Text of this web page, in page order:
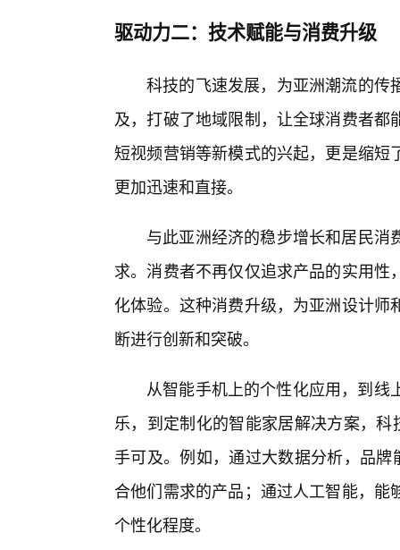
驱动力二：技术赋能与消费升级
科技的飞速发展，为亚洲潮流的传
及，打破了地域限制，让全球消费者
短视频营销等新模式的兴起，更是缩
更加迅速和直接。
与此亚洲经济的稳步增长和居民
求。消费者不再仅仅追求产品的实用
化体验。这种消费升级，为亚洲设计
断进行创新和突破。
从智能手机上的个性化应用，到
乐，到定制化的智能家居解决方案，
手可及。例如，通过大数据分析，品
合他们需求的产品；通过人工智能，
个性化程度。